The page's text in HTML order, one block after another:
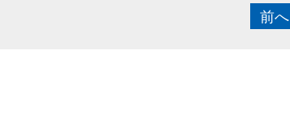
前へ